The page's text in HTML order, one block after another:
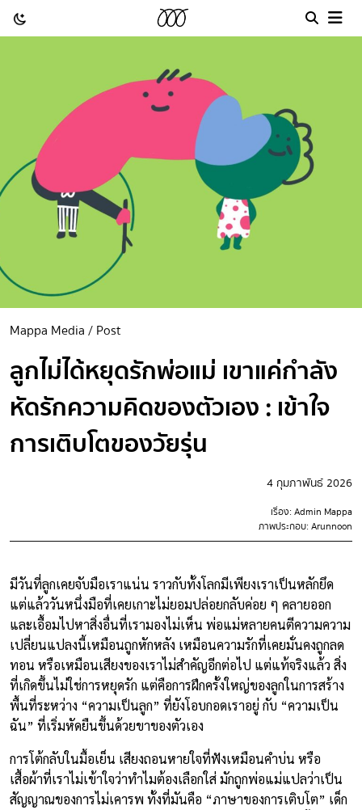
Mappa Media / Post
ลูกไม่ได้หยุดรักพ่อแม่ เขาแค่กำลัง
หัดรักความคิดของตัวเอง : เข้าใจ
การเติบโตของวัยรุ่น
4 กุมภาพันธ์ 2026
เรื่อง: Admin Mappa
ภาพประกอบ: Arunnoon
มีวันที่ลูกเคยจับมือเราแน่น ราวกับทั้งโลกมีเพียงเราเป็นหลักยึด
แต่แล้ววันหนึ่งมือที่เคยเกาะไม่ยอมปล่อยกลับค่อย ๆ คลายออก
และเอื้อมไปหาสิ่งอื่นที่เรามองไม่เห็น พ่อแม่หลายคนตีความความ
เปลี่ยนแปลงนี้เหมือนถูกหักหลัง เหมือนความรักที่เคยมั่นคงถูกลด
ทอน หรือเหมือนเสียงของเราไม่สำคัญอีกต่อไป แต่แท้จริงแล้ว สิ่ง
ที่เกิดขึ้นไม่ใช่การหยุดรัก แต่คือการฝึกครั้งใหญ่ของลูกในการสร้าง
พื้นที่ระหว่าง “ความเป็นลูก” ที่ยังโอบกอดเราอยู่ กับ “ความเป็น
ฉัน” ที่เริ่มหัดยืนขึ้นด้วยขาของตัวเอง
การโต้กลับในมื้อเย็น เสียงถอนหายใจที่ฟังเหมือนคำบ่น หรือ
เสื้อผ้าที่เราไม่เข้าใจว่าทำไมต้องเลือกใส่ มักถูกพ่อแม่แปลว่าเป็น
สัญญาณของการไม่เคารพ ทั้งที่มันคือ “ภาษาของการเติบโต” เด็ก